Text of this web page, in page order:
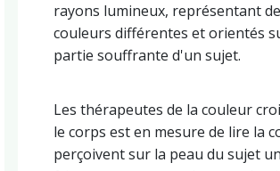
rayons lumineux, représentant
couleurs différentes et orientés
partie souffrante d'un sujet.
Les thérapeutes de la couleur
le corps est en mesure de lire la
perçoivent sur la peau du sujet